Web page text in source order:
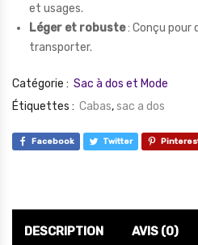
et usages.
Léger et robuste: Conçu pour
transporter.
Catégorie : Sac à dos et Mode
Étiquettes : Cabas,sac a dos
Facebook Twitter
DESCRIPTION AVIS (0)